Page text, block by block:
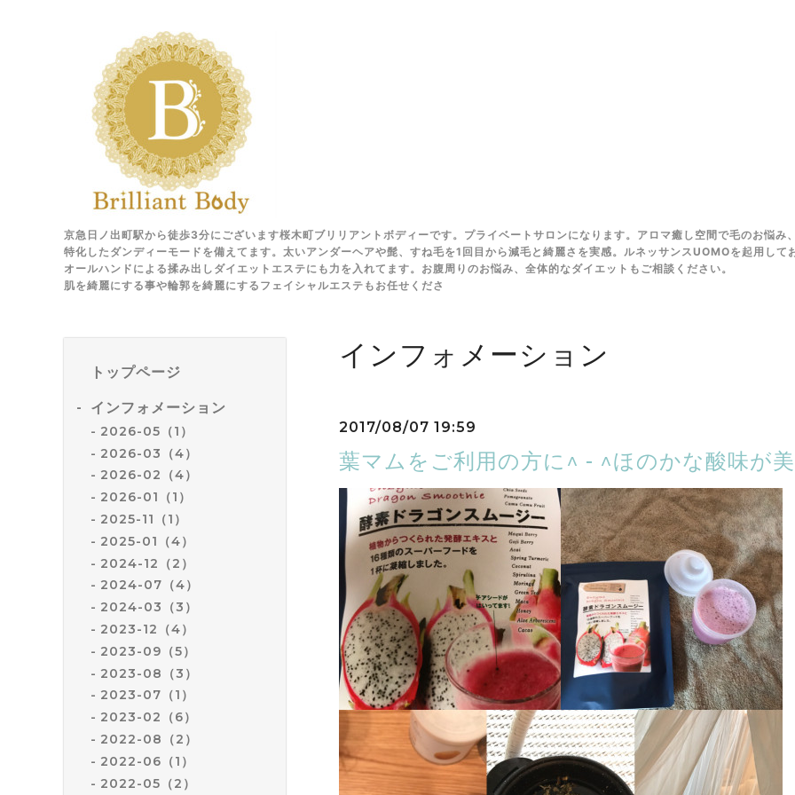
京急日ノ出町駅から徒歩3分にございます桜木町ブリリアントボディーです。プライベートサロンになります。アロマ癒し空間で毛のお悩
特化したダンディーモードを備えてます。太いアンダーヘアや髭、すね毛を1回目から減毛と綺麗さを実感。ルネッサンスUOMOを起用して
オールハンドによる揉み出しダイエットエステにも力を入れてます。お腹周りのお悩み、全体的なダイエットもご相談ください。
肌を綺麗にする事や輪郭を綺麗にするフェイシャルエステもお任せくださ
トップページ
インフォメーション
2026-05（1）
2026-03（4）
2026-02（4）
2026-01（1）
2025-11（1）
2025-01（4）
2024-12（2）
2024-07（4）
2024-03（3）
2023-12（4）
2023-09（5）
2023-08（3）
2023-07（1）
2023-02（6）
2022-08（2）
2022-06（1）
2022-05（2）
インフォメーション
2017/08/07 19:59
葉マムをご利用の方に^ - ^ほのかな酸味が